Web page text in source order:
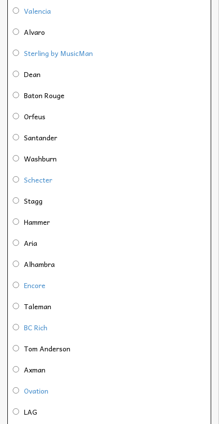
Valencia
Alvaro
Sterling by MusicMan
Dean
Baton Rouge
Orfeus
Santander
Washburn
Schecter
Stagg
Hammer
Aria
Alhambra
Encore
Taleman
BC Rich
Tom Anderson
Axman
Ovation
LAG